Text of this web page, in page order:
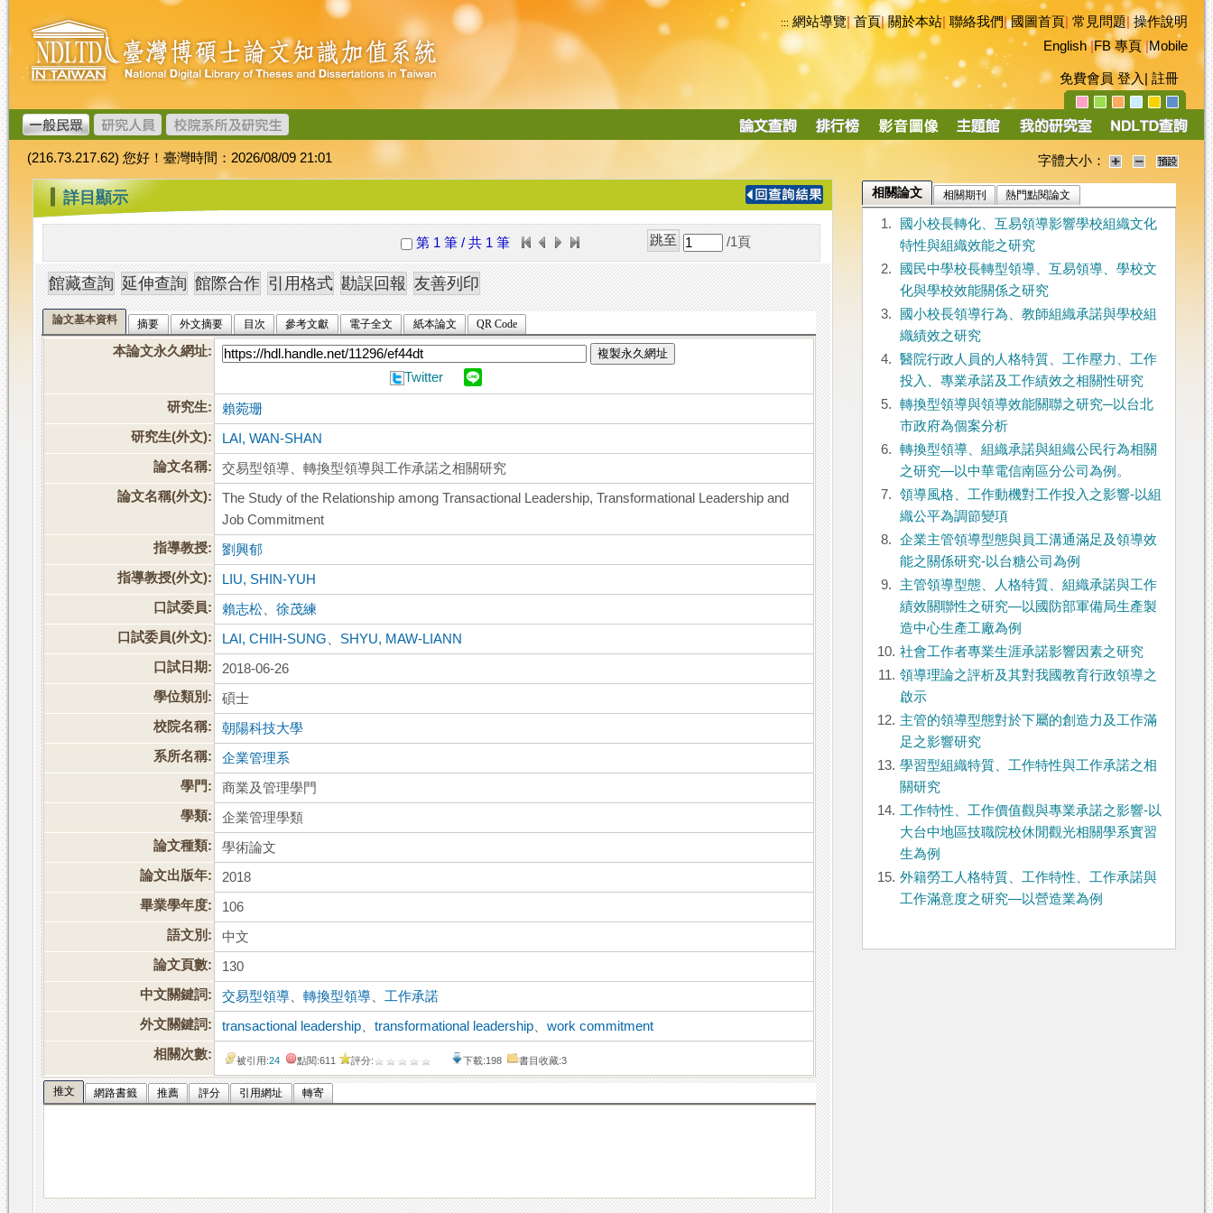
跳
到
主
要
內
容
臺
灣
博
碩
士
論
文
加
值
系
統
::: 網站導覽|首頁|關於本站 聯絡我們|國圖首頁 常見問題|操作說明
English|FB 專頁|Mobile
免費會員 登入 註冊
導
(216.73.217.62) 您好！臺灣時間：2026/08/09 21:01 字體大小：
::: 詳目顯示
第 1 筆 / 共 1 筆 /1 頁
論文基本資料 摘要 外文摘要 目次 參考文獻 電子全文 紙本論文 QR Code
本論文永久網址: 複製永久網址
Twitter
研究生:
賴菀珊
研究生(外文):
LAI, WAN-SHAN
論文名稱:
交易型領導、轉換型領導與工作承諾之相關研究
論文名稱(外文):
The Study of the Relationship among Transactional Leadership, Transformational Leadership and
Job Commitment
指導教授:
劉興郁
指導教授(外文):
LIU, SHIN-YUH
口試委員:
賴志松 、徐茂練
口試委員(外文):
LAI, CHIH-SUNG
SHYU, MAW-LIANN
口試日期:
2018-06-26
學位類別:
碩士
校院名稱:
朝陽科技大學
系所名稱:
企業管理系
學門:
商業及管理學門
學類:
企業管理學類
論文種類:
學術論文
論文出版年:
2018
畢業學年度:
106
語文別:
中文
論文頁數:
130
中文關鍵詞:
交易型領導 、轉換型領導
工作承諾
外文關鍵詞:
transactional leadership 、transformational leadership 、work commitment
相關次數:
被引用:24 點閱:611 評分: 下載:198 書目收藏:3
推文 網路書籤 推薦 評分 引用網址 轉寄
相關論文 相關期刊 熱門點閱論文
1.
國小校長轉化、互易領導影響學校組織文化
特性與組織效能之研究
2.
國民中學校長轉型領導、互易領導、學校文
化與學校效能關係之研究
3.
國小校長領導行為、教師組織承諾與學校組
織績效之研究
4.
醫院行政人員的人格特質、工作壓力、工作
投入、專業承諾及工作績效之相關性研究
5.
轉換型領導與領導效能關聯之研究─以台北
市政府為個案分析
6.
轉換型領導、組織承諾與組織公民行為相關
之研究—以中華電信南區分公司為例。
7.
領導風格、工作動機對工作投入之影響-以組
織公平為調節變項
8.
企業主管領導型態與員工溝通滿足及領導效
能之關係研究-以台糖公司為例
9.
主管領導型態、人格特質、組織承諾與工作
績效關聯性之研究—以國防部軍備局生產製
造中心生產工廠為例
10. 社會工作者專業生涯承諾影響因素之研究
11. 領導理論之評析及其對我國教育行政領導之
啟示
12. 主管的領導型態對於下屬的創造力及工作滿
足之影響研究
13. 學習型組織特質、工作特性與工作承諾之相
關研究
14. 工作特性、工作價值觀與專業承諾之影響-以
大台中地區技職院校休閒觀光相關學系實習
生為例
15. 外籍勞工人格特質、工作特性、工作承諾與
工作滿意度之研究—以營造業為例